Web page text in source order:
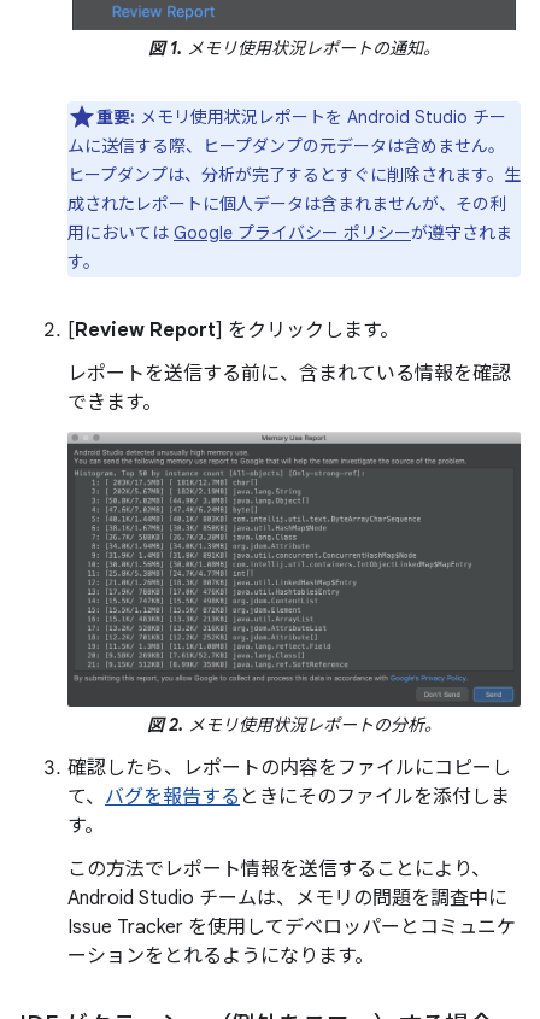
図 1. メモリ使用状況レポートの通知。
重要: メモリ使用状況レポートを Android Studio チー
ムに送信する際、ヒープダンプの元データは含めません。
ヒープダンプは、分析が完了するとすぐに削除されます。生
成されたレポートに個人データは含まれませんが、その利
用においては Google プライバシー ポリシーが遵守されま
す。
[Review Report] をクリックします。
レポートを送信する前に、含まれている情報を確認
できます。
図 2. メモリ使用状況レポートの分析。
確認したら、レポートの内容をファイルにコピーし
て、 バグを報告する ときにそのファイルを添付しま
す。
この方法でレポート情報を送信することにより、
Android Studio チームは、メモリの問題を調査中に
Issue Tracker を使用してデベロッパーとコミュニケ
ーションをとれるようになります。